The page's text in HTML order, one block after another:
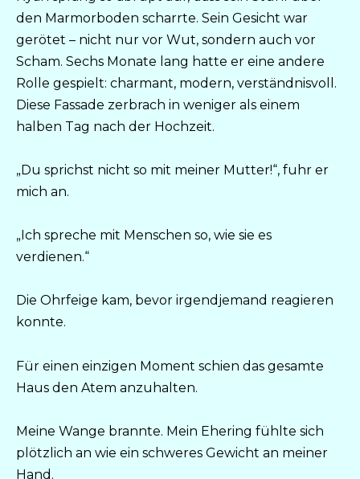
den Marmorboden scharrte. Sein Gesicht war
gerötet – nicht nur vor Wut, sondern auch vor
Scham. Sechs Monate lang hatte er eine andere
Rolle gespielt: charmant, modern, verständnisvoll.
Diese Fassade zerbrach in weniger als einem
halben Tag nach der Hochzeit.
„Du sprichst nicht so mit meiner Mutter!“, fuhr er
mich an.
„Ich spreche mit Menschen so, wie sie es
verdienen.“
Die Ohrfeige kam, bevor irgendjemand reagieren
konnte.
Für einen einzigen Moment schien das gesamte
Haus den Atem anzuhalten.
Meine Wange brannte. Mein Ehering fühlte sich
plötzlich an wie ein schweres Gewicht an meiner
Hand.